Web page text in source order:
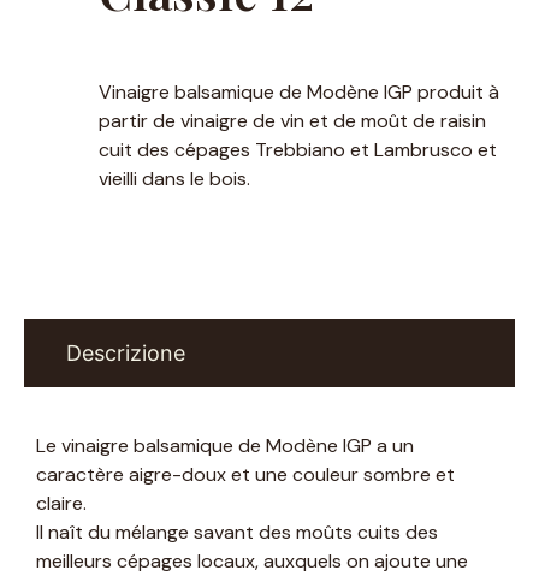
Vinaigre balsamique de Modène IGP produit à
partir de vinaigre de vin et de moût de raisin
cuit des cépages Trebbiano et Lambrusco et
vieilli dans le bois.
Descrizione
Le vinaigre balsamique de Modène IGP a un
caractère aigre-doux et une couleur sombre et
claire.
Il naît du mélange savant des moûts cuits des
meilleurs cépages locaux, auxquels on ajoute une